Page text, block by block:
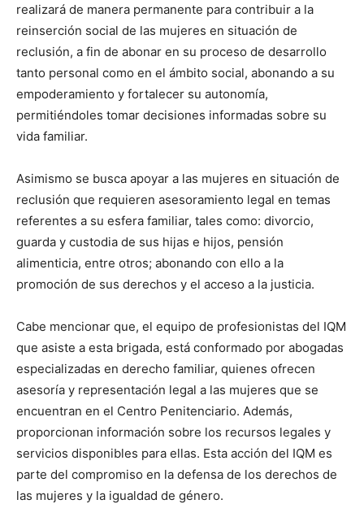
realizará de manera permanente para contribuir a la
reinserción social de las mujeres en situación de
reclusión, a fin de abonar en su proceso de desarrollo
tanto personal como en el ámbito social, abonando a su
empoderamiento y fortalecer su autonomía,
permitiéndoles tomar decisiones informadas sobre su
vida familiar.
Asimismo se busca apoyar a las mujeres en situación de
reclusión que requieren asesoramiento legal en temas
referentes a su esfera familiar, tales como: divorcio,
guarda y custodia de sus hijas e hijos, pensión
alimenticia, entre otros; abonando con ello a la
promoción de sus derechos y el acceso a la justicia.
Cabe mencionar que, el equipo de profesionistas del IQM
que asiste a esta brigada, está conformado por abogadas
especializadas en derecho familiar, quienes ofrecen
asesoría y representación legal a las mujeres que se
encuentran en el Centro Penitenciario. Además,
proporcionan información sobre los recursos legales y
servicios disponibles para ellas. Esta acción del IQM es
parte del compromiso en la defensa de los derechos de
las mujeres y la igualdad de género.